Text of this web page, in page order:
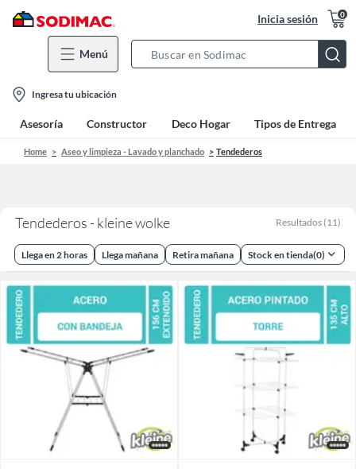
Inicia sesión 0
Menú
Bar
location-
icon
Ingresa tu ubicación
Asesoría Constructor Deco Hogar Tipos de Entrega
Home Aseo y limpieza - Lavado y planchado Tendederos
Tendederos - kleine wolke Resultados (11)
Llega en 2 horas Llega mañana Retira mañana Stock en tienda(0)